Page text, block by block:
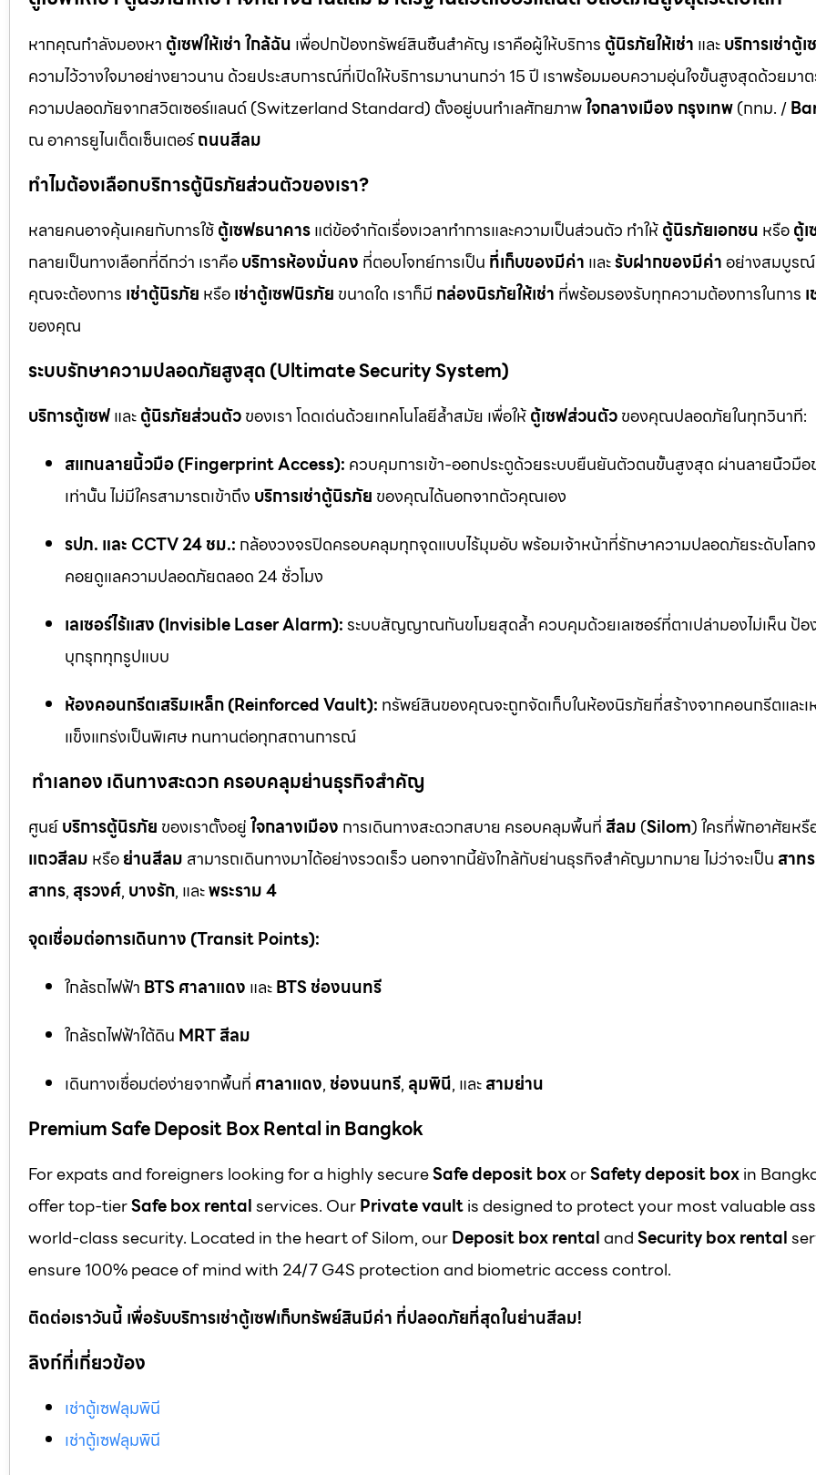
หากคุณกำลังมองหา ตู้เซฟให้เช่า ใกล้ฉัน เพื่อปกป้องทรัพย์สินชิ้นสำคัญ เราคือผู้ให้บริการ ตู้นิรภัยให้เช่า และบริการเช่าตู้
ความไว้วางใจมาอย่างยาวนาน ด้วยประสบการณ์ที่เปิดให้บริการมานานกว่า 15 ปี เราพร้อมมอบความอุ่นใจขั้นสูงสุดด้วยมา
ความปลอดภัยจากสวิตเซอร์แลนด์ (Switzerland Standard) ตั้งอยู่บนทำเลศักยภาพใจกลางเมือง กรุงเทพ(กทม. /
ณ อาคารยูไนเต็ดเซ็นเตอร์ถนนสีลม
ทำไมต้องเลือกบริการตู้นิรภัยส่วนตัวของเรา?
หลายคนอาจคุ้นเคยกับการใช้ตู้เซฟธนาคารแต่ข้อจำกัดเรื่องเวลาทำการและความเป็นส่วนตัว ทำให้ตู้นิรภัยเอกชน หรือตู้
กลายเป็นทางเลือกที่ดีกว่า เราคือบริการห้องมั่นคง ที่ตอบโจทย์การเป็น ที่เก็บของมีค่า และรับฝากของมีค่าอย่างสมบูรณ์
คุณจะต้องการ เช่าตู้นิรภัย หรือเช่าตู้เซฟนิรภัย ขนาดใด เราก็มี กล่องนิรภัยให้เช่า ที่พร้อมรองรับทุกความต้องการในการ
ของคุณ
ระบบรักษาความปลอดภัยสูงสุด (Ultimate Security System)
บริการตู้เซฟและตู้นิรภัยส่วนตัวของเรา โดดเด่นด้วยเทคโนโลยีล้ำสมัย เพื่อให้ตู้เซฟส่วนตัวของคุณปลอดภัยในทุกวินาที:
สแกนลายนิ้วมือ (Fingerprint Access): ควบคุมการเข้า-ออกประตูด้วยระบบยืนยันตัวตนขั้นสูงสุด ผ่านลายนิ้วมื
เท่านั้น ไม่มีใครสามารถเข้าถึง บริการเช่าตู้นิรภัย ของคุณได้นอกจากตัวคุณเอง
รปภ. และ CCTV 24 ชม.: กล้องวงจรปิดครอบคลุมทุกจุดแบบไร้มุมอับ พร้อมเจ้าหน้าที่รักษาความปลอดภัยระดับโลก
คอยดูแลความปลอดภัยตลอด 24 ชั่วโมง
เลเซอร์ไร้แสง (Invisible Laser Alarm):ระบบสัญญาณกันขโมยสุดล้ำ ควบคุมด้วยเลเซอร์ที่ตาเปล่ามองไม่เห็น ป้อ
บุกรุกทุกรูปแบบ
ห้องคอนกรีตเสริมเหล็ก (Reinforced Vault): ทรัพย์สินของคุณจะถูกจัดเก็บในห้องนิรภัยที่สร้างจากคอนกรีตและเ
แข็งแกร่งเป็นพิเศษ ทนทานต่อทุกสถานการณ์
ทำเลทอง เดินทางสะดวก ครอบคลุมย่านธุรกิจสำคัญ
ศูนย์บริการตู้นิรภัย ของเราตั้งอยู่ใจกลางเมือง การเดินทางสะดวกสบาย ครอบคลุมพื้นที่ สีลม (Silom) ใครที่พักอาศัยหรื
แถวสีลม หรือย่านสีลม สามารถเดินทางมาได้อย่างรวดเร็ว นอกจากนี้ยังใกล้กับย่านธุรกิจสำคัญมากมาย ไม่ว่าจะเป็น สาทร
สาทร, สุรวงศ์, บางรัก, และพระราม 4
จุดเชื่อมต่อการเดินทาง (Transit Points):
ใกล้รถไฟฟ้า BTS ศาลาแดง และBTS ช่องนนทรี
ใกล้รถไฟฟ้าใต้ดิน MRT สีลม
เดินทางเชื่อมต่อง่ายจากพื้นที่ ศาลาแดง, ช่องนนทรี, ลุมพินี, และสามย่าน
Premium Safe Deposit Box Rental in Bangkok
For expats and foreigners looking for a highly secureSafe deposit boxorSafety deposit boxin
offer top-tierSafe box rentalservices. OurPrivate vaultis designed to protect your most valuable
world-class security. Located in the heart of Silom, ourDeposit box rentalandSecurity box rental
ensure 100% peace of mind with 24/7 G4S protection and biometric access control.
ติดต่อเราวันนี้ เพื่อรับบริการเช่าตู้เซฟเก็บทรัพย์สินมีค่า ที่ปลอดภัยที่สุดในย่านสีลม!
ลิงก์ที่เกี่ยวข้อง
เช่าตู้เซฟลุมพินี
เช่าตู้เซฟลุมพินี